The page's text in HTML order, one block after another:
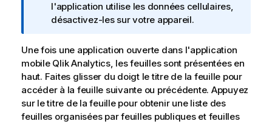
n
f
r
m
a
t
i
o
l'application utilise les données cellulaires,
désactivez-les sur votre appareil.
Une fois une application ouverte dans l'application
mobile Qlik Analytics, lesfeuillessont présentées en
haut. Faites glisser du doigt le titre de la feuille pour
accéder à la feuille suivante ou précédente. Appuyez
sur le titre de la feuille pour obtenir une liste des
feuilles organisées par feuilles publiques et feuilles